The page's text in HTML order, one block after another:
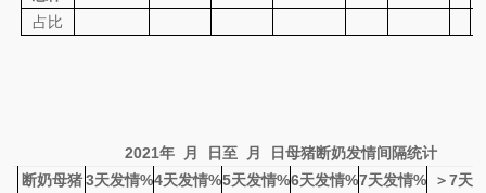
占比
2021年 月 日至 月 日母猪断奶发情间隔统计
断奶母猪 3天发情%4天发情%5天发情%6天发情%7天发情% ＞7天